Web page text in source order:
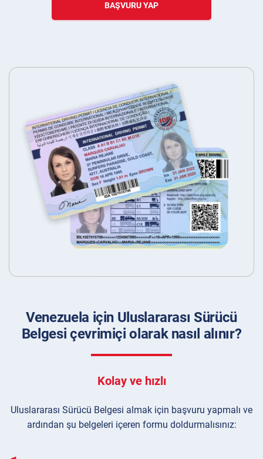
BAŞVURU YAP
Venezuela için Uluslararası Sürücü
Belgesi çevrimiçi olarak nasıl alınır?
Kolay ve hızlı
Uluslararası Sürücü Belgesi almak için başvuru yapmalı ve
ardından şu belgeleri içeren formu doldurmalısınız: